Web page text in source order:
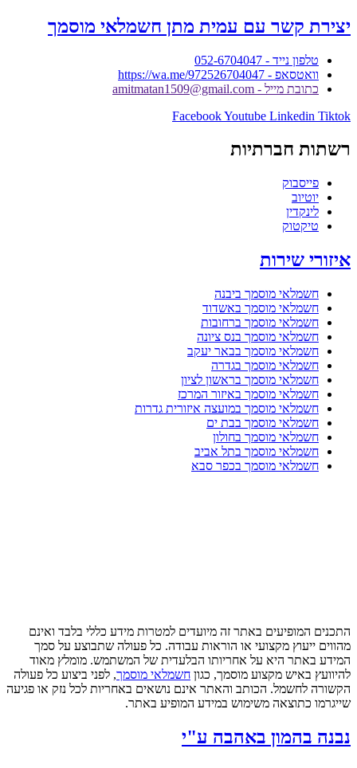
יצירת קשר עם עמית מתן חשמלאי מוסמך
טלפון נייד - 052-6704047
וואטסאפ - https://wa.me/972526704047
כתובת מייל - amitmatan1509@gmail.com
FacebookYoutube Linkedin Tiktok
רשתות חברתיות
פייסבוק
יוטיוב
לינקדין
טיקטוק
איזורי שירות
חשמלאי מוסמך ביבנה
חשמלאי מוסמך באשדוד
חשמלאי מוסמך ברחובות
חשמלאי מוסמך בנס ציונה
חשמלאי מוסמך בבאר יעקב
חשמלאי מוסמך בגדרה
חשמלאי מוסמך בראשון לציון
חשמלאי מוסמך באיזור המרכז
חשמלאי מוסמך במועצה איזורית גדרות
חשמלאי מוסמך בבת ים
חשמלאי מוסמך בחולון
חשמלאי מוסמך בתל אביב
חשמלאי מוסמך בכפר סבא
התכנים המופיעים באתר זה מיועדים למטרות מידע כללי בלבד ואינם
מהווים ייעוץ מקצועי או הוראות עבודה. כל פעולה שתבוצע על סמך
המידע באתר היא על אחריותו הבלעדית של המשתמש. מומלץ מאוד
להיוועץ באיש מקצוע מוסמך, כגון חשמלאי מוסמך, לפני ביצוע כל פעולה
הקשורה לחשמל. הכותב והאתר אינם נושאים באחריות לכל נזק או פגיעה
שייגרמו כתוצאה משימוש במידע המופיע באתר.
נבנה בהמון באהבה ע"י